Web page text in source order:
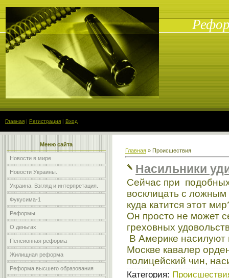
Главная | Регистрация | Вход
Меню сайта
Новости в мире
Новости Украины.
Украина. Взгляд и интерпретация.
Фукусима-1
Реформы
О деньгах
Пенсионная реформа
Жилищная реформа
Реформа высшего образования
Главная » Происшествия
Насильники
Сейчас при
восклицать с
куда катится этот
Он просто не может
греховных
В Америке насилуют
Москве кавалер
полицейский чин,
Категория: